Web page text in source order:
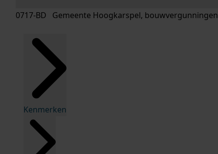
0717-BD Gemeente Hoogkarspel, bouwvergunningen
Kenmerken